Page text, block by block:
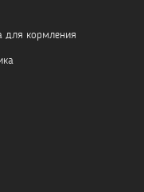
для кормления